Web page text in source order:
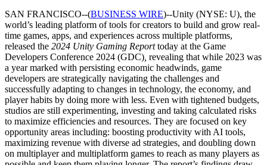
LiveOps
출시 후 인사이트를 확인하고 라이브 게임을 운영하세요.
성장
사용자 확보
모바일 사용자를 검색하고 Acquire
인앱 결제
매장 및 D2C 전반에 걸쳐 IAP 관리하세요.
수익화
적합한 게임으로 플레이어 연결
리테일
상점 경험을 온라인 경험으로 전환
자동차
혁신을 가속화하고 차량 내 경험을 향상시키세요.
모든 산업 보기
활용 사례
실제 성공 사례
베스트 프랙티스 가이드
전문가 팁
데모
데모, 샘플 및 빌딩 블록
모든 리소스
새로운 기능
블로그
Unity Awards
전 세계 Unity 크리에이터 축하
사용법 가이드
실용적인 팁 및 베스트 프랙티스
교육
학생용
커리어 시작하기
교육 담당자 대상 교육
교육 효율 극대화
교육 라이선스
교육 기관에 Unity 강력한 기능 도입
SAN FRANCISCO--(BUSINESS WIRE)--Unity (NYSE: U), the
world’s leading platform of tools for creators to build and grow real-
time games, apps, and experiences across multiple platforms,
released the 2024 Unity Gaming Reporttoday at the Game
Developers Conference 2024 (GDC) revealing that while 2023 was
a year marked with persisting economic headwinds, game
developers are strategically navigating the challenges and
successfully adapting to changes in technology, the economy, and
player habits by doing more with less. Even with tightened budgets,
studios are still experimenting, investing and taking calculated risks
to maximize efficiencies and resources. They are focused on key
opportunity areas including: boosting productivity with AI tools,
maximizing revenue with diverse ad strategies, and doubling down
on multiplayer and multiplatform games to reach as many players as